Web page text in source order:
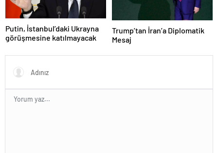
Putin, İstanbul’daki Ukrayna
görüşmesine katılmayacak
Trump’tan İran’a Diplomatik
Mesaj